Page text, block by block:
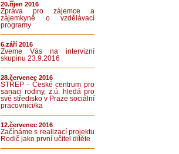
20.říjen 2016
Zpráva pro zájemce a
zájemkyně o vzdělávací
programy
6.září 2016
Zveme Vás na intervizní
skupinu 23.9.2016
28.červenec 2016
STŘEP - České centrum pro
sanaci rodiny, z.ú. hledá pro
své středisko v Praze sociální
pracovnici/ka
12.červenec 2016
Začínáme s realizací projektu
Rodič jako první učitel dítěte